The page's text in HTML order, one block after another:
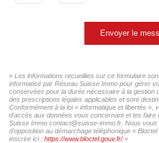
Envoyer le
« Les informations recueillies sur ce formulaire
informatisé par Réseau Suisse Immo pour gérer
conservées pour la durée nécessaire à la gestion
des prescriptions légales applicables et sont
Conformément à la loi « informatique et libertés »,
d'accès aux données vous concernant et les faire
Suisse Immo contact@suisse-immo.fr. Nous
d'opposition au démarchage téléphonique «
inscrire ici : https://www.bloctel.gouv.fr/»